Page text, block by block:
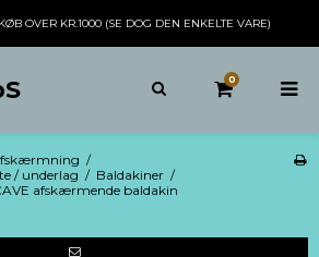
OVER KR.1000 (SE DOG DEN ENKELTE VARE)
0
/
/ underlag / Baldakiner /
afskærmende baldakin